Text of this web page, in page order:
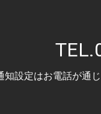
TEL.
設定はお電話が通じ